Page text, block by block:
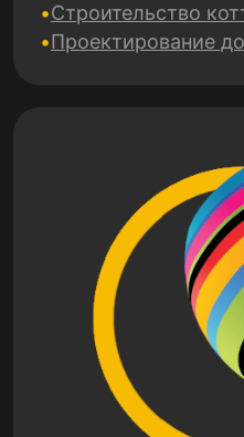
Строительство
Проектирование